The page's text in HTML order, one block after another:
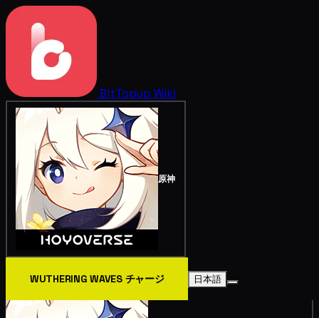
BitTopup Wiki
原神
WUTHERING WAVES チャージ 日本語